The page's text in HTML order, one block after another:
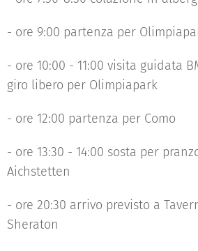
- ore 9:00 partenza per
- ore 10:00 - 11:00 visita guidata
giro libero per Olimpiapark
- ore 12:00 partenza per Como
- ore 13:30 - 14:00 sosta per
Aichstetten
- ore 20:30 arrivo previsto a
Sheraton